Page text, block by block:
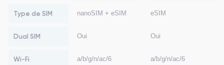
Type de SIM nanoSIM + eSIM eSIM
Dual SIM Oui Oui
Wi-Fi a/b/g/n/ac/6 a/b/g/n/ac/6